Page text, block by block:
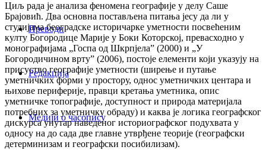
Преводи
Редакција
Медији о часопису
Циљ рада је анализа феномена географије у делу Саше
Брајовић. Два основна постављена питања јесу да ли у
студијама београдске историчарке уметности посвећеним
култу Богородице Марије у Боки Которској, превасходно у
монографијама „Госпа од Шкрпјела” (2000) и „У
Богородичином врту” (2006), постоје елементи који указују на
присуство географије уметности (ширење и путање
уметничких форми у простору, однос уметничких центара и
њихове периферије, правци кретања уметника, опис
уметничке топографије, доступност и природа материјала
потребних за уметничку обраду) и каква је логика географског
дискурса унутар наведеног историографског подухвата у
односу на до сада две главне утврђене теорије (географски
детерминизам и географски посибилизам).